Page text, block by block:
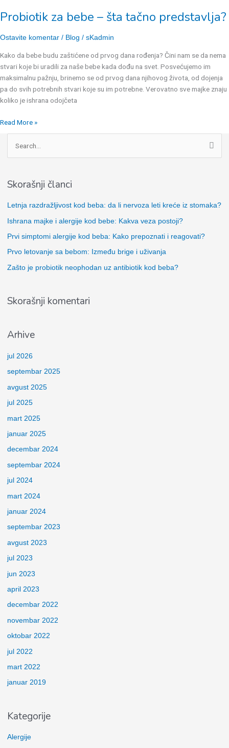
Probiotik za bebe – šta tačno predstavlja?
Ostavite komentar / Blog / sKadmin
Kako da bebe budu zaštićene od prvog dana rođenja? Čini nam se da nema
stvari koje bi uradili za naše bebe kada dođu na svet. Posvećujemo im
maksimalnu pažnju, brinemo se od prvog dana njihovog života, od dojenja
pa do svih potrebnih stvari koje su im potrebne. Verovatno sve majke znaju
koliko je ishrana odojčeta
bebe
šta
predstavlja?
Read More »
t
r
a
a
Skorašnji članci
Letnja razdražljivost kod beba: da li nervoza leti kreće iz stomaka?
Ishrana majke i alergije kod bebe: Kakva veza postoji?
Prvi simptomi alergije kod beba: Kako prepoznati i reagovati?
Prvo letovanje sa bebom: Između brige i uživanja
Zašto je probiotik neophodan uz antibiotik kod beba?
Skorašnji komentari
Arhive
jul 2026
septembar 2025
avgust 2025
jul 2025
mart 2025
januar 2025
decembar 2024
septembar 2024
jul 2024
mart 2024
januar 2024
septembar 2023
avgust 2023
jul 2023
jun 2023
april 2023
decembar 2022
novembar 2022
oktobar 2022
jul 2022
mart 2022
januar 2019
Kategorije
Alergije